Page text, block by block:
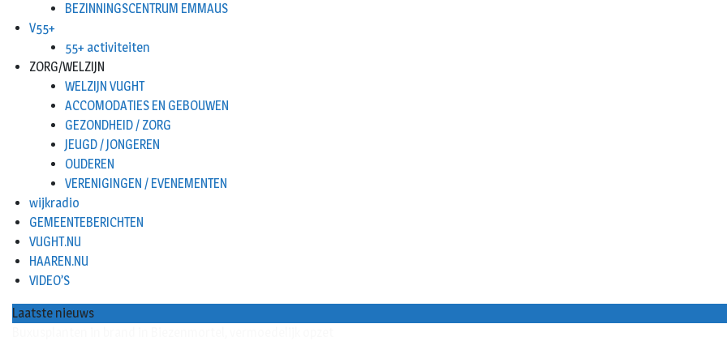
BEZINNINGSCENTRUM EMMAUS
V55+
55+ activiteiten
ZORG/WELZIJN
WELZIJN VUGHT
ACCOMODATIES EN GEBOUWEN
GEZONDHEID / ZORG
JEUGD / JONGEREN
OUDEREN
VERENIGINGEN / EVENEMENTEN
wijkradio
GEMEENTEBERICHTEN
VUGHT.NU
HAAREN.NU
VIDEO’S
Laatste nieuws